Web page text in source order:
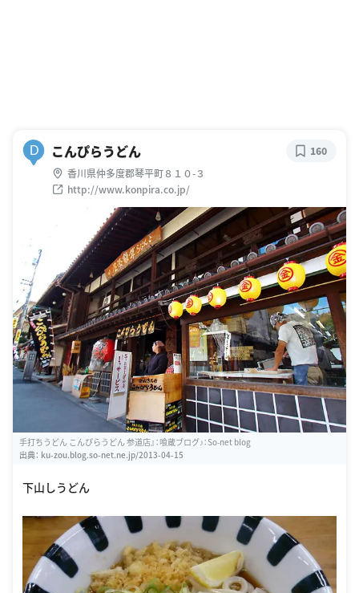
D こんぴらうどん
香川県仲多度郡琴平町８１０-３
http://www.konpira.co.jp/
160
手打ちうどん こんぴらうどん 参道店』：喰蔵ブログ♪：So-net blog
出典： ku-zou.blog.so-net.ne.jp/2013-04-15
下山しうどん